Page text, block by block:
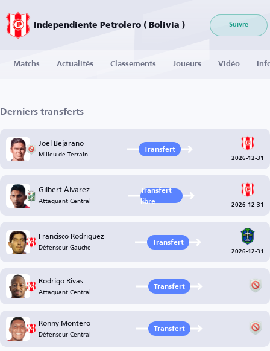
Independiente Petrolero ( Bolivia ) Suivre
Matchs Actualités Classements Joueurs Vidéo
Derniers transferts
Joel Bejarano
Milieu de Terrain Transfert
2026-12-31
Gilbert Álvarez
Attaquant Central
Transfert
libre
2026-12-31
Francisco Rodríguez
Défenseur Gauche Transfert
2026-12-31
Rodrigo Rivas
Attaquant Central Transfert
Ronny Montero
Défenseur Central Transfert